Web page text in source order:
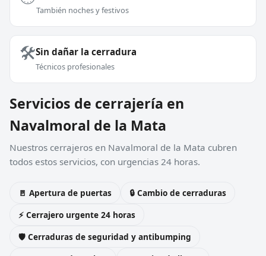
También noches y festivos
🛠️Sin dañar la cerradura
Técnicos profesionales
Servicios de cerrajería en
Navalmoral de la Mata
Nuestros cerrajeros en Navalmoral de la Mata cubren
todos estos servicios, con urgencias 24 horas.
🚪 Apertura de puertas
🔒 Cambio de cerraduras
⚡ Cerrajero urgente 24 horas
🛡️ Cerraduras de seguridad y antibumping